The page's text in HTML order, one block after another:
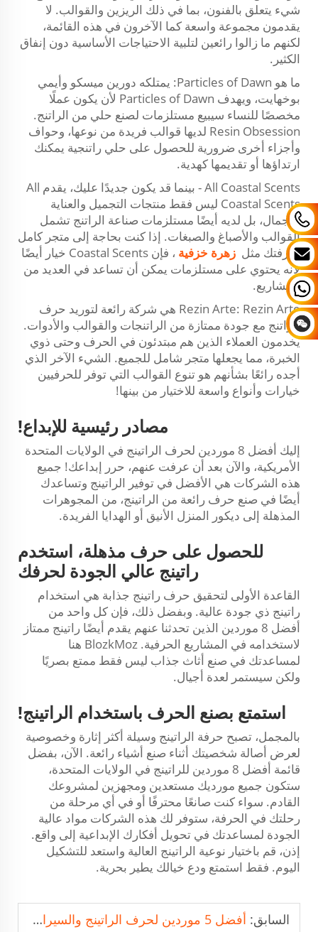
شيء يتعلق بالفنون، بما في ذلك الريزين والقوالب. لا
يقدمون مجموعة واسعة كما الآخرون في هذه القائمة،
لكنهم ما زالوا رائعين لتلبية الاحتياجات الأساسية دون إنفاق
الكثير.
ما هو Particles of Dawn: يمتلكه دورين ميسكو وأيمي
بوخهايت، ويهدف Particles of Dawn لأن يكون عملًا
مخصصًا للنساء سيبيع مستلزمات لصنع حلي من الراتنج.
Resin Obsession لديها قوالب فريدة من نوعها، وحواف
وأجزاء أخرى ضرورية للحصول على حلي راتنجية يمكنك
ارتداؤها أو تقديمها كهدية.
All Coastal Scents - بينما قد يكون جديدًا عليك، يقدم All
Coastal Scents ليس فقط منتجات التجميل والعناية
بالجمال، بل لديه أيضًا مستلزمات صناعة الراتنج تشمل
القوالب والأصباغ والصبغات. إذا كنت بحاجة إلى متجر كامل
لحرفتك مثل زهرة خزفية
، فإن Coastal Scents خيار أيضًا
لأنه يحتوي على مستلزمات يمكن أن تساعد في العديد من
المشاريع.
Rezin Arte: Rezin Arte هي شركة رائعة لتوريد حرف
الراتنج مع جودة ممتازة من الراتنجات والقوالب والأدوات.
يخدمون العملاء الذين هم مبتدئون في الحرف وحتى ذوي
الخبرة، مما يجعلها متجر شامل للجميع. الشيء الآخر الذي
أجده رائعًا بشأنهم هو تنوع القوالب التي توفر للحرفيين
خيارات وأنواع واسعة للاختيار من بينها!
مصادر رئيسية للإبداع!
إليك أفضل 8 موردين لحرف الراتينج في الولايات المتحدة
الأمريكية، والآن بعد أن عرفت عنهم، حرر إبداعك! جميع
هذه الشركات هي الأفضل في توفير الراتينج وتساعدك
أيضًا في صنع حرف رائعة من الراتينج، من المجوهرات
المذهلة إلى ديكور المنزل الأنيق أو الهدايا الفريدة.
للحصول على حرف مذهلة، استخدم
راتينج عالي الجودة لحرفك
القاعدة الأولى لتحقيق حرف راتينج جذابة هي استخدام
راتينج ذي جودة عالية. وبفضل ذلك، فإن كل واحد من
أفضل 8 موردين الذين تحدثنا عنهم يقدم أيضًا راتينج ممتاز
لاستخدامه في المشاريع الحرفية. BlozkMoz هنا
لمساعدتك في صنع أثاث جذاب ليس فقط ممتع بصريًا
ولكن سيستمر لعدة أجيال.
استمتع بصنع الحرف باستخدام الراتينج!
بالمجمل، تصبح حرفة الراتينج وسيلة أكثر إثارة وخصوصية
لعرض أصالة شخصيتك أثناء صنع أشياء رائعة. الآن، بفضل
قائمة أفضل 8 موردين للراتينج في الولايات المتحدة،
ستكون جميع مورديك مستعدين ومجهزين لمشروعك
القادم. سواء كنت صانعًا محترفًا أو في أي مرحلة من
رحلتك في الحرفة، ستوفر لك هذه الشركات مواد عالية
الجودة لمساعدتك في تحويل أفكارك الإبداعية إلى واقع.
إذن، قم باختيار نوعية الراتينج العالية واستعد للتشكيل
اليوم. فقط استمتع ودع خيالك يطير بحرية.
السابق: أفضل 5 موردين لحرف الراتينج والسيراميك للطلبات المخصصة